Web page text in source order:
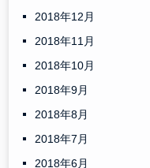
2018年12月
2018年11月
2018年10月
2018年9月
2018年8月
2018年7月
2018年6月